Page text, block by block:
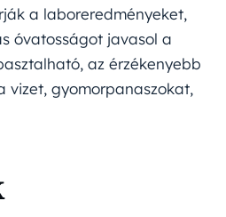
a laboreredményeket,
óvatosságot javasol a
az érzékenyebb
vizet, gyomorpanaszokat,